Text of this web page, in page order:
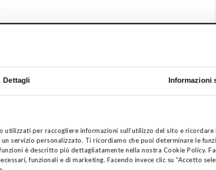
Dettagli Informazioni
utilizzati per raccogliere informazioni sull’utilizzo del sito e
servizio personalizzato. Ti ricordiamo che puoi determinare le
è descritto più dettagliatamente nella nostra Cookie Policy.
funzionali e di marketing. Facendo invece clic su “Accetto
di prospettiva non sia immediato,
proprio cambio culturale.
delle convinzioni più profonde,
ed interpretare ciò che ci accade e il
i comportamenti individuali,
costruisce dei modelli, in scala,
essere considerata in tutta la sua
mappe di un territorio, per poterci
decisioni, prevedere dei risultati,